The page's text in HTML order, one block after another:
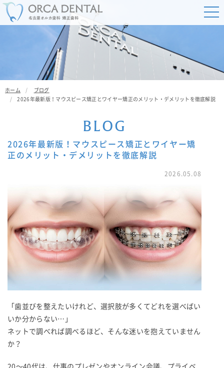
ホーム
ブログ
2026年最新版！マウスピース矯正とワイヤー矯正のメリット・デメリットを徹底解説
BLOG
2026年最新版！マウスピース矯正とワイヤー矯
正のメリット・デメリットを徹底解説
2026.05.08
「歯並びを整えたいけれど、選択肢が多くてどれを選べばい
いか分からない…」
ネットで調べれば調べるほど、そんな迷いを抱えていません
か？
20〜40代は、仕事のプレゼンやオンライン会議、プライベ